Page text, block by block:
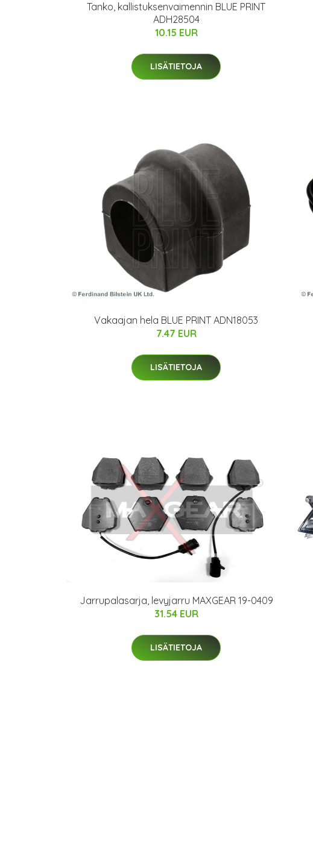
Tanko, kallistuksenvaimennin BLUE PRINT
ADH28504
10.15 EUR
LISÄTIETOJA
Vakaajan hela BLUE PRINT ADN18053
7.47 EUR
LISÄTIETOJA
Jarrupalasarja, levyjarru MAXGEAR 19-0409
31.54 EUR
LISÄTIETOJA